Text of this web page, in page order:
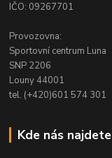
IČO: 09267701
Provozovna:
Sportovní centrum Luna
SNP 2206
Louny 44001
tel. (+420)601 574 301
Kde nás najdete